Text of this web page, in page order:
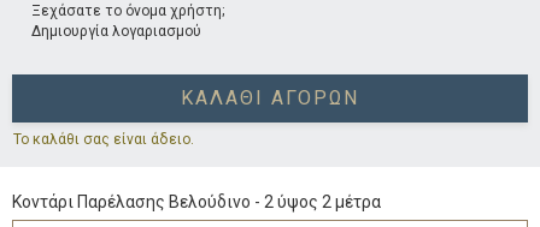
Ξεχάσατε το όνομα χρήστη;
Δημιουργία λογαριασμού
ΚΑΛΆΘΙ ΑΓΟΡΏΝ
Το καλάθι σας είναι άδειο.
Κοντάρι Παρέλασης Βελούδινο - 2 ύψος 2 μέτρα